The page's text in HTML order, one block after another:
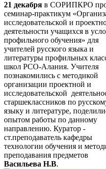
21 декабря в СОРИПКРО
семинар-практикум
исследовательской и
деятельности учащихся в
профильного обучения» для
учителей русского языка и
литературы профильных
школ РСО-Алания. Учителя
познакомились с методикой
организации проектной и
исследовательской
старшеклассников по
языку и литературе,
опытом работы по данному
направлению. Куратор -
ст.преподаватель кафедры
технологии обучения и
преподавания предметов
Васильева Н.В.